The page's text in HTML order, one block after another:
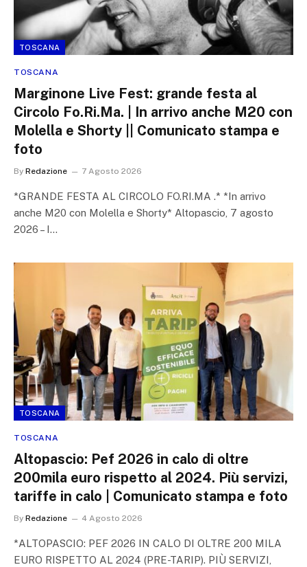
TOSCANA
TOSCANA
Marginone Live Fest: grande festa al
Circolo Fo.Ri.Ma. | In arrivo anche M20 con
Molella e Shorty || Comunicato stampa e
foto
By Redazione 7 Agosto 2026
*GRANDE FESTA AL CIRCOLO FO.RI.MA .* *In arrivo
anche M20 con Molella e Shorty* Altopascio, 7 agosto
2026 – I…
TOSCANA
TOSCANA
Altopascio: Pef 2026 in calo di oltre
200mila euro rispetto al 2024. Più servizi,
tariffe in calo | Comunicato stampa e foto
By Redazione 4 Agosto 2026
*ALTOPASCIO: PEF 2026 IN CALO DI OLTRE 200 MILA
EURO RISPETTO AL 2024 (PRE-TARIP). PIÙ SERVIZI,